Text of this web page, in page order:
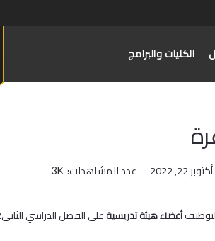
الكليات والبرامج
أكتوبر 22, 2022 عدد المشاهدات: 3K
أعضاء‭ ‬هيئة‭ ‬تدريسية‭ ‬ على‭ ‬الفصل‭ ‬الدراسي‭ ‬الثاني‭ ‬2202‭/‬3202‭ ‬